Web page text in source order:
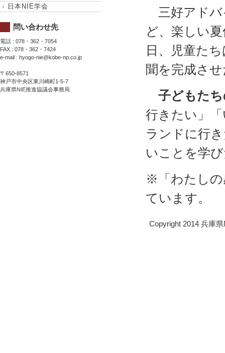
日本NIE学会
問い合わせ先
電話 : 078・362・7054
FAX : 078・362・7424
e-mail : hyogo-nie@kobe-np.co.jp
〒650-8571
神戸市中央区東川崎町1-5-7
兵庫県NIE推進協議会事務局
三好アドバ
ど、楽しい
日、児童た
聞を完成さ
子どもた
行きたい」
ランドに行
いことを学
※「わたしの
ています。
Copyright 2014 兵庫